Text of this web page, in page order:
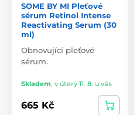
SOME BY MI Pleťové
sérum Retinol Intense
Reactivating Serum (30
ml)
Obnovující pleťové
sérum.
Skladem, v úterý 11. 8. u vás
665 Kč